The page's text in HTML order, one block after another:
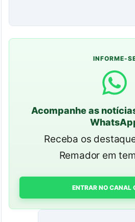
INFORME-
Acompanhe as
Receba os
Remador em
ENTRAR NO CANAL